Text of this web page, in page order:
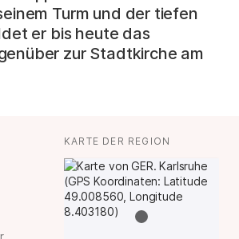
Turm und der tiefen
er bis heute das
zur Stadtkirche am
KARTE DER REGION